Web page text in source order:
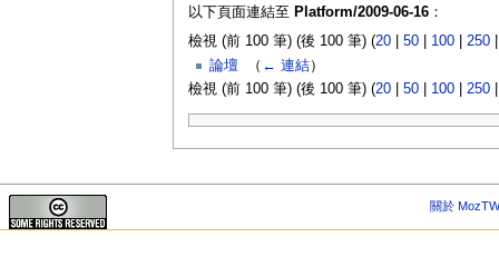
以下頁面連結至 Platform/2009-06-16：
檢視 (前 100 筆) (後 100 筆) (20| 50| 100| 250
論壇
（ ← 連結）
檢視 (前 100 筆) (後 100 筆) (20| 50| 100| 250
關於